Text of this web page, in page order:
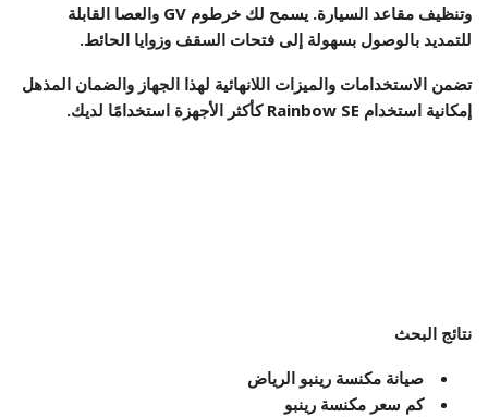
وتنظيف مقاعد السيارة. يسمح لك خرطوم GV والعصا القابلة
للتمديد بالوصول بسهولة إلى فتحات السقف وزوايا الحائط.
تضمن الاستخدامات والميزات اللانهائية لهذا الجهاز والضمان المذهل
إمكانية استخدام Rainbow SE كأكثر الأجهزة استخدامًا لديك.
نتائج البحث
صيانة مكنسة رينبو الرياض
كم سعر مكنسة رينبو